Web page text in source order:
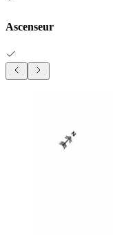
Ascenseur